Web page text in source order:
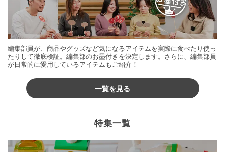
編集部員が、商品やグッズなど気になるアイテムを実際に食べたり使っ
たりして徹底検証。編集部のお墨付きを決定します。さらに、編集部員
が日常的に愛用しているアイテムもご紹介！
一覧を見る
特集一覧